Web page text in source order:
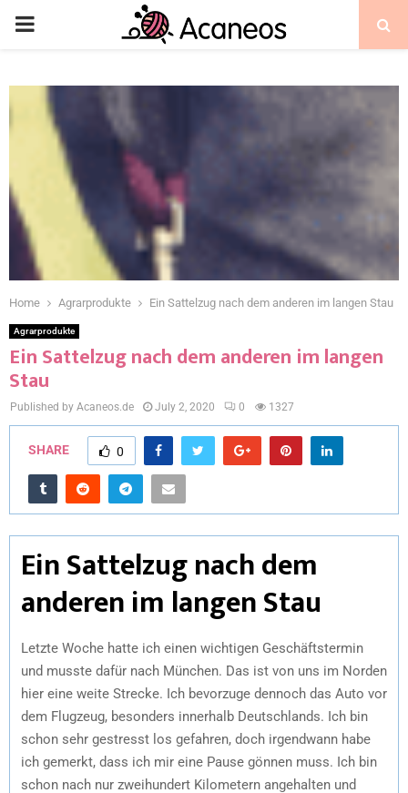
Home Agrarprodukte Ein Sattelzug nach dem anderen im langen Stau
Agrarprodukte
Ein Sattelzug nach dem anderen im langen
Stau
Published by Acaneos.de July 2, 2020 0 1327
SHARE 0
Ein Sattelzug nach dem
anderen im langen Stau
Letzte Woche hatte ich einen wichtigen Geschäftstermin
und musste dafür nach München. Das ist von uns im Norden
hier eine weite Strecke. Ich bevorzuge dennoch das Auto vor
dem Flugzeug, besonders innerhalb Deutschlands. Ich bin
schon sehr gestresst los gefahren, doch irgendwann habe
ich gemerkt, dass ich mir eine Pause gönnen muss. Ich bin
schon nach nur zweihundert Kilometern angehalten und